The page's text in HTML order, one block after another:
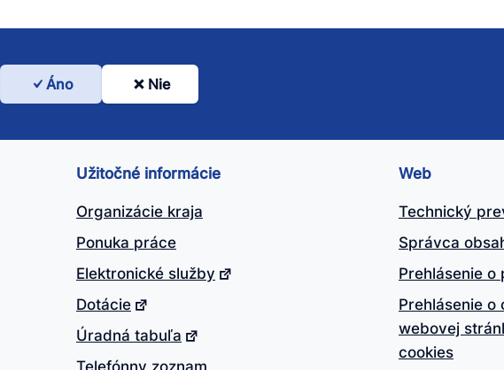
Bol
tento
článok
užitočný?
Áno Nie
Užitočné informácie
Organizácie kraja
Ponuka práce
Elektronické služby
Dotácie
Úradná tabuľa
Web
Technický
Správca
Prehlásenie o
Prehlásenie o
webovej
cookies